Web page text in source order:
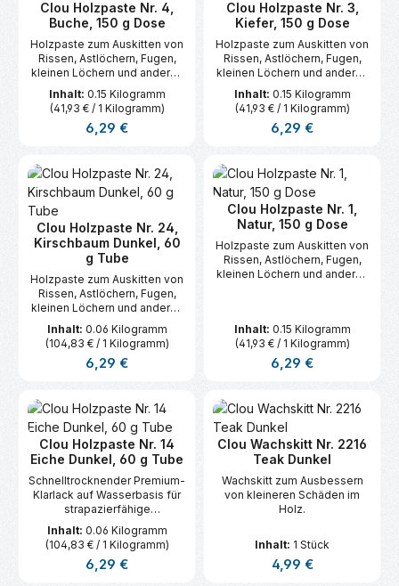
Clou Holzpaste Nr. 4,
Buche, 150 g Dose
Holzpaste zum Auskitten von
Rissen, Astlöchern, Fugen,
kleinen Löchern und anderen
Inhalt: 0.15 Kilogramm
(41,93 € / 1 Kilogramm)
Regulärer Preis:
6,29 €
Clou Holzpaste Nr. 3,
Kiefer, 150 g Dose
Holzpaste zum Auskitten von
Rissen, Astlöchern, Fugen,
kleinen Löchern und anderen
Inhalt: 0.15 Kilogramm
(41,93 € / 1 Kilogramm)
Regulärer Preis:
6,29 €
Clou Holzpaste Nr. 24,
Kirschbaum Dunkel, 60
g Tube
Holzpaste zum Auskitten von
Rissen, Astlöchern, Fugen,
kleinen Löchern und anderen
Inhalt: 0.06 Kilogramm
(104,83 € / 1 Kilogramm)
Regulärer Preis:
6,29 €
Clou Holzpaste Nr. 1,
Natur, 150 g Dose
Holzpaste zum Auskitten von
Rissen, Astlöchern, Fugen,
kleinen Löchern und anderen
Inhalt: 0.15 Kilogramm
(41,93 € / 1 Kilogramm)
Regulärer Preis:
6,29 €
Clou Holzpaste Nr. 14
Eiche Dunkel, 60 g Tube
Schnelltrocknender Premium-
Klarlack auf Wasserbasis für
strapazierfähige
Innenbereich, lichtbeständig.
Inhalt: 0.06 Kilogramm
(104,83 € / 1 Kilogramm)
Regulärer Preis:
6,29 €
Clou Wachskitt Nr. 2216
Teak Dunkel
Wachskitt zum Ausbessern
von kleineren Schäden im
Holz.
Inhalt: 1 Stück
Regulärer Preis:
4,99 €